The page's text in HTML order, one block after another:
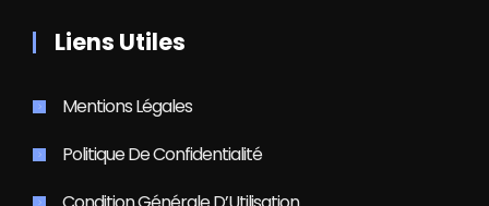
Liens Utiles
Mentions Légales
Politique De Confidentialité